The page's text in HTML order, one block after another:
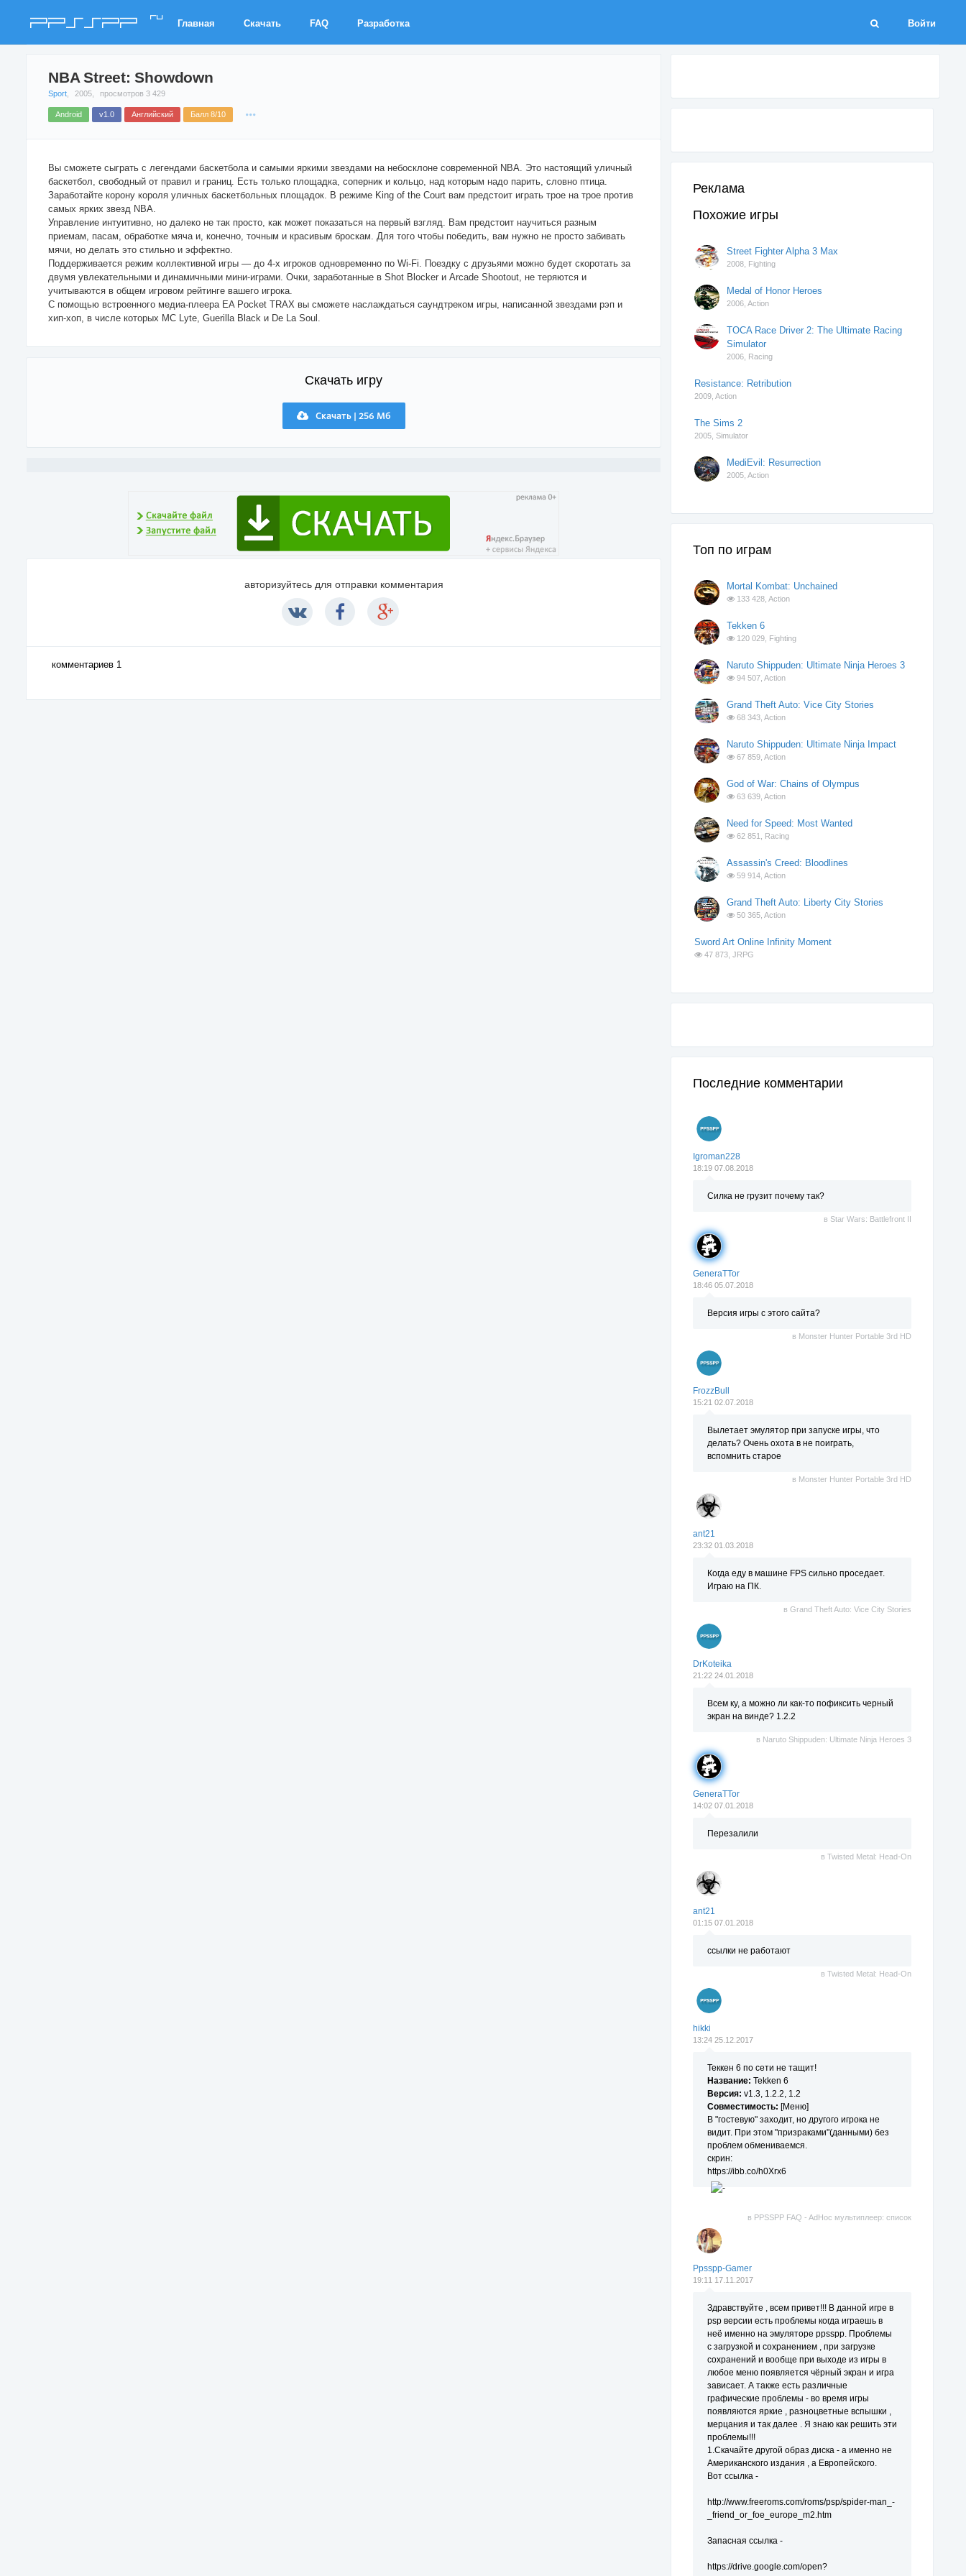
PPSSPP ru
Главная Скачать FAQ Разработка Войти
NBA Street: Showdown
Sport 2005, просмотров 3 429
Android v1.0 Английский Балл 8/10
Вы сможете сыграть с легендами баскетбола и самыми яркими звездами на небосклоне современной NBA. Это настоящий уличный
баскетбол, свободный от правил и границ. Есть только площадка, соперник и кольцо, над которым надо парить, словно птица.
Заработайте корону короля уличных баскетбольных площадок. В режиме King of the Court вам предстоит играть трое на трое против
самых ярких звезд NBA.
Управление интуитивно, но далеко не так просто, как может показаться на первый взгляд. Вам предстоит научиться разным
приемам, пасам, обработке мяча и, конечно, точным и красивым броскам. Для того чтобы победить, вам нужно не просто забивать
мячи, но делать это стильно и эффектно.
Поддерживается режим коллективной игры — до 4-х игроков одновременно по Wi-Fi. Поездку с друзьями можно будет скоротать за
двумя увлекательными и динамичными мини-играми. Очки, заработанные в Shot Blocker и Arcade Shootout, не теряются и
учитываются в общем игровом рейтинге вашего игрока.
С помощью встроенного медиа-плеера EA Pocket TRAX вы сможете наслаждаться саундтреком игры, написанной звездами рэп и
хип-хоп, в числе которых MC Lyte, Guerilla Black и De La Soul.
Скачать игру
Скачать | 256 Мб
авторизуйтесь для отправки комментария
комментариев 1
Реклама
Похожие игры
Street Fighter Alpha 3 Max
2008, Fighting
Medal of Honor Heroes
2006,Action
TOCA Race Driver 2: The Ultimate Racing
Simulator
2006, Racing
Resistance: Retribution
2009,Action
The Sims 2
2005,Simulator
MediEvil: Resurrection
2005,Action
Топ по играм
Mortal Kombat: Unchained
133 428,Action
Tekken 6
120 029, Fighting
Naruto Shippuden: Ultimate Ninja Heroes 3
94 507,Action
Grand Theft Auto: Vice City Stories
68 343,Action
Naruto Shippuden: Ultimate Ninja Impact
67 859,Action
God of War: Chains of Olympus
63 639,Action
Need for Speed: Most Wanted
62 851, Racing
Assassin's Creed: Bloodlines
59 914,Action
Grand Theft Auto: Liberty City Stories
50 365,Action
Sword Art Online Infinity Moment
47 873,JRPG
Последние комментарии
Igroman228
18:19 07.08.2018
Силка не грузит почему так?
в Star Wars: Battlefront II
GeneraTTor
18:46 05.07.2018
Версия игры с этого сайта?
в Monster Hunter Portable 3rd HD
FrozzBull
15:21 02.07.2018
Вылетает эмулятор при запуске игры, что
делать? Очень охота в не поиграть,
вспомнить старое
в Monster Hunter Portable 3rd HD
ant21
23:32 01.03.2018
Когда еду в машине FPS сильно проседает.
Играю на ПК.
вGrand Theft Auto: Vice City Stories
DrKoteika
21:22 24.01.2018
Всем ку, а можно ли как-то пофиксить черный
экран на винде? 1.2.2
в Naruto Shippuden: Ultimate Ninja Heroes 3
GeneraTTor
14:02 07.01.2018
Перезалили
вTwisted Metal: Head-On
ant21
01:15 07.01.2018
ссылки не работают
вTwisted Metal: Head-On
hikki
13:24 25.12.2017
Теккен 6 по сети не тащит!
Название: Tekken 6
Версия: v1.3, 1.2.2, 1.2
Совместимость: [Меню]
В "гостевую" заходит, но другого игрока не
видит. При этом "призраками"(данными) без
проблем обмениваемся.
скрин:
https://ibb.co/h0Xrx6
в PPSSPP FAQ - AdHoc мультиплеер: список
Ppsspp-Gamer
19:11 17.11.2017
Здравствуйте , всем привет!!! В данной игре в
psp версии есть проблемы когда играешь в
неё именно на эмуляторе ppsspp. Проблемы
с загрузкой и сохранением , при загрузке
сохранений и вообще при выходе из игры в
любое меню появляется чёрный экран и игра
зависает. А также есть различные
графические проблемы - во время игры
появляются яркие , разноцветные вспышки ,
мерцания и так далее . Я знаю как решить эти
проблемы!!!
1.Скачайте другой образ диска - а именно не
Американского издания , а Европейского.
Вот ссылка -
http://www.freeroms.com/roms/psp/spider-man_-
_friend_or_foe_europe_m2.htm
Запасная ссылка -
https://drive.google.com/open?